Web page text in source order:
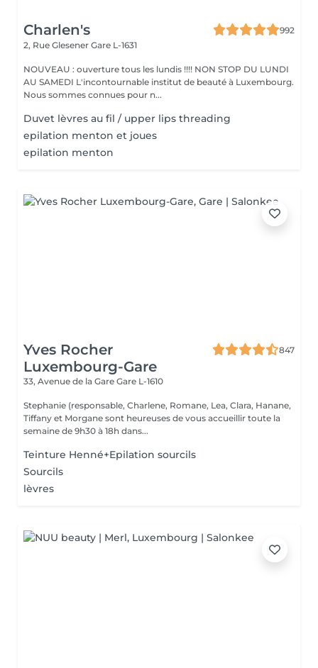
Charlen's
992
2, Rue Glesener Gare L-1631
NOUVEAU : ouverture tous les lundis !!!! NON STOP DU LUNDI
AU SAMEDI L'incontournable institut de beauté à Luxembourg.
Nous sommes connues pour n...
Duvet lèvres au fil / upper lips threading
epilation menton et joues
epilation menton
Yves Rocher
Luxembourg-Gare
847
33, Avenue de la Gare Gare L-1610
Stephanie (responsable, Charlene, Romane, Lea, Clara, Hanane,
Tiffany et Morgane sont heureuses de vous accueillir toute la
semaine de 9h30 à 18h dans...
Teinture Henné+Epilation sourcils
Sourcils
lèvres